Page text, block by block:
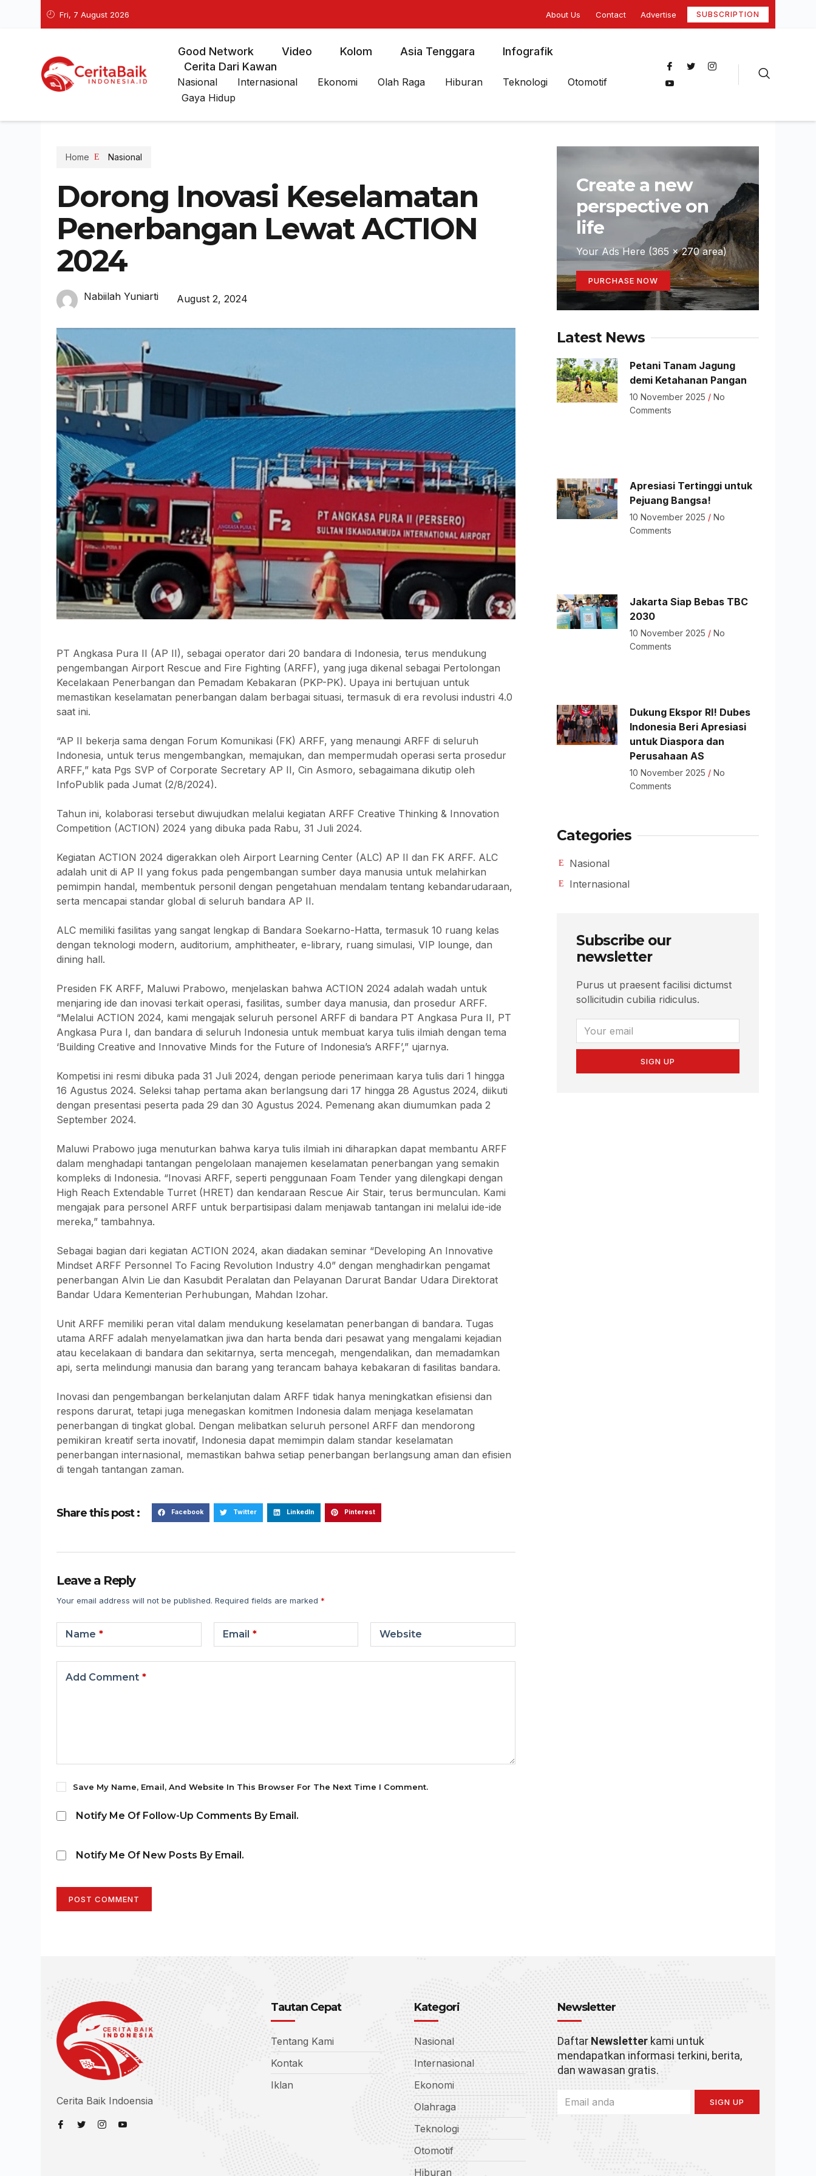
Fri, 7 August 2026 About Us Contact Advertise SUBSCRIPTION
Good Network Video Kolom Asia Tenggara
Infografik
Cerita Dari Kawan
Nasional Internasional Ekonomi Olah Raga Hiburan Teknologi
Otomotif
Gaya Hidup
Home Nasional
Dorong Inovasi Keselamatan
Penerbangan Lewat ACTION
2024
Nabiilah Yuniarti August 2, 2024
PT Angkasa Pura II (AP II), sebagai operator dari 20 bandara di Indonesia, terus mendukung
pengembangan Airport Rescue and Fire Fighting (ARFF), yang juga dikenal sebagai Pertolongan
Kecelakaan Penerbangan dan Pemadam Kebakaran (PKP-PK). Upaya ini bertujuan untuk
memastikan keselamatan penerbangan dalam berbagai situasi, termasuk di era revolusi industri 4.0
saat ini.
“AP II bekerja sama dengan Forum Komunikasi (FK) ARFF, yang menaungi ARFF di seluruh
Indonesia, untuk terus mengembangkan, memajukan, dan mempermudah operasi serta prosedur
ARFF,” kata Pgs SVP of Corporate Secretary AP II, Cin Asmoro, sebagaimana dikutip oleh
InfoPublik pada Jumat (2/8/2024).
Tahun ini, kolaborasi tersebut diwujudkan melalui kegiatan ARFF Creative Thinking & Innovation
Competition (ACTION) 2024 yang dibuka pada Rabu, 31 Juli 2024.
Kegiatan ACTION 2024 digerakkan oleh Airport Learning Center (ALC) AP II dan FK ARFF. ALC
adalah unit di AP II yang fokus pada pengembangan sumber daya manusia untuk melahirkan
pemimpin handal, membentuk personil dengan pengetahuan mendalam tentang kebandarudaraan,
serta mencapai standar global di seluruh bandara AP II.
ALC memiliki fasilitas yang sangat lengkap di Bandara Soekarno-Hatta, termasuk 10 ruang kelas
dengan teknologi modern, auditorium, amphitheater, e-library, ruang simulasi, VIP lounge, dan
dining hall.
Presiden FK ARFF, Maluwi Prabowo, menjelaskan bahwa ACTION 2024 adalah wadah untuk
menjaring ide dan inovasi terkait operasi, fasilitas, sumber daya manusia, dan prosedur ARFF.
“Melalui ACTION 2024, kami mengajak seluruh personel ARFF di bandara PT Angkasa Pura II, PT
Angkasa Pura I, dan bandara di seluruh Indonesia untuk membuat karya tulis ilmiah dengan tema
‘Building Creative and Innovative Minds for the Future of Indonesia’s ARFF’,” ujarnya.
Kompetisi ini resmi dibuka pada 31 Juli 2024, dengan periode penerimaan karya tulis dari 1 hingga
16 Agustus 2024. Seleksi tahap pertama akan berlangsung dari 17 hingga 28 Agustus 2024, diikuti
dengan presentasi peserta pada 29 dan 30 Agustus 2024. Pemenang akan diumumkan pada 2
September 2024.
Maluwi Prabowo juga menuturkan bahwa karya tulis ilmiah ini diharapkan dapat membantu ARFF
dalam menghadapi tantangan pengelolaan manajemen keselamatan penerbangan yang semakin
kompleks di Indonesia. “Inovasi ARFF, seperti penggunaan Foam Tender yang dilengkapi dengan
High Reach Extendable Turret (HRET) dan kendaraan Rescue Air Stair, terus bermunculan. Kami
mengajak para personel ARFF untuk berpartisipasi dalam menjawab tantangan ini melalui ide-ide
mereka,” tambahnya.
Sebagai bagian dari kegiatan ACTION 2024, akan diadakan seminar “Developing An Innovative
Mindset ARFF Personnel To Facing Revolution Industry 4.0” dengan menghadirkan pengamat
penerbangan Alvin Lie dan Kasubdit Peralatan dan Pelayanan Darurat Bandar Udara Direktorat
Bandar Udara Kementerian Perhubungan, Mahdan Izohar.
Unit ARFF memiliki peran vital dalam mendukung keselamatan penerbangan di bandara. Tugas
utama ARFF adalah menyelamatkan jiwa dan harta benda dari pesawat yang mengalami kejadian
atau kecelakaan di bandara dan sekitarnya, serta mencegah, mengendalikan, dan memadamkan
api, serta melindungi manusia dan barang yang terancam bahaya kebakaran di fasilitas bandara.
Inovasi dan pengembangan berkelanjutan dalam ARFF tidak hanya meningkatkan efisiensi dan
respons darurat, tetapi juga menegaskan komitmen Indonesia dalam menjaga keselamatan
penerbangan di tingkat global. Dengan melibatkan seluruh personel ARFF dan mendorong
pemikiran kreatif serta inovatif, Indonesia dapat memimpin dalam standar keselamatan
penerbangan internasional, memastikan bahwa setiap penerbangan berlangsung aman dan efisien
di tengah tantangan zaman.
Share this post : Facebook Twitter LinkedIn Pinterest
Leave a Reply
Your email address will not be published. Required fields are marked *
Name * Email * Website
Add Comment *
Save My Name, Email, And Website In This Browser For The Next Time I Comment.
Notify Me Of Follow-Up Comments By Email.
Notify Me Of New Posts By Email.
POST COMMENT
Create a new
perspective on
life
Your Ads Here (365 x 270 area)
PURCHASE NOW
Latest News
Petani Tanam Jagung
demi Ketahanan Pangan
10 November 2025
No
Comments
Apresiasi Tertinggi untuk
Pejuang Bangsa!
10 November 2025
No
Comments
Jakarta Siap Bebas TBC
2030
10 November 2025
No
Comments
Dukung Ekspor RI! Dubes
Indonesia Beri Apresiasi
untuk Diaspora dan
Perusahaan AS
10 November 2025
No
Comments
Categories
Nasional
Internasional
Subscribe our
newsletter
Purus ut praesent facilisi dictumst
sollicitudin cubilia ridiculus.
SIGN UP
Cerita Baik Indoensia
Tautan Cepat
Tentang Kami
Kontak
Iklan
Kategori
Nasional
Internasional
Ekonomi
Olahraga
Teknologi
Otomotif
Hiburan
Newsletter
Daftar Newsletterkami untuk
mendapatkan informasi terkini, berita,
dan wawasan gratis.
SIGN UP